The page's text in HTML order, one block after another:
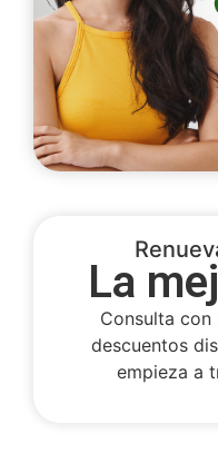
La
Consulta con
descuentos
empieza a